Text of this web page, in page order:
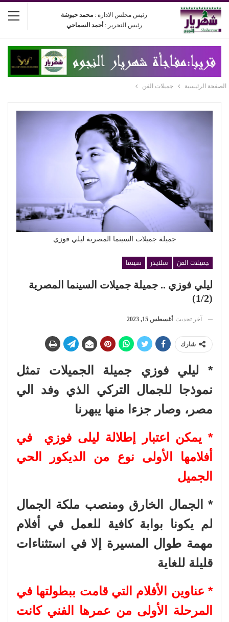
رئيس مجلس الادارة : محمد حبوشة
رئيس التحرير : أحمد السماحي
الصفحة الرئيسية جميلات الفن
جميلة جميلات السينما المصرية ليلي فوزي
جميلات الفن سلايدر
سينما
ليلي فوزي .. جميلة جميلات السينما المصرية
(1/2)
آخر تحديث أغسطس 15, 2023
شارك
* ليلي فوزي جميلة الجميلات تمثل
نموذجا للجمال التركي الذي وفد الي
مصر، وصار جزءا منها يبهرنا
* يمكن اعتبار إطلالة ليلى فوزي في
أفلامها الأولى نوع من الديكور الحي
الجميل
* الجمال الخارق ومنصب ملكة الجمال
لم يكونا بوابة كافية للعمل في أفلام
مهمة طوال المسيرة إلا في استثناءات
قليلة للغاية
* عناوين الأفلام التي قامت ببطولتها في
المرحلة الأولى من عمرها الفني كانت